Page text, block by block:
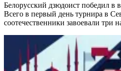
Белорусский дзюдоист победил в
Всего в первый день турнира в
соотечественники завоевали три